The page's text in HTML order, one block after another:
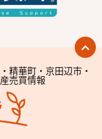
スの提供
、調査・データ集積、研
管理会社」といいま
精華町・京田辺市・
売買情報